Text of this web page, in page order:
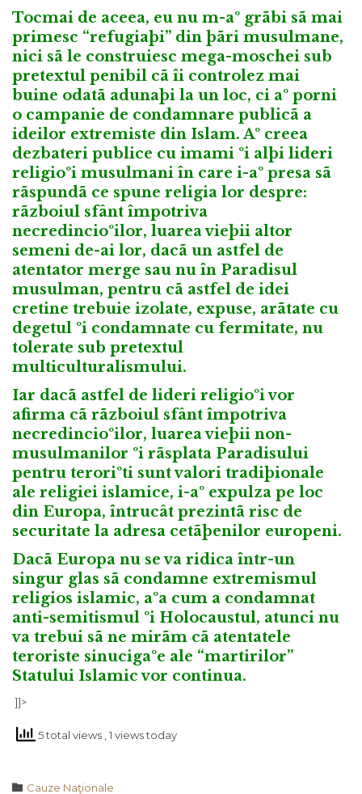
Tocmai de aceea, eu nu m-aº grãbi sã mai
primesc “refugiaþi” din þãri musulmane,
nici sã le construiesc mega-moschei sub
pretextul penibil cã îi controlez mai
buine odatã adunaþi la un loc, ci aº porni
o campanie de condamnare publicã a
ideilor extremiste din Islam. Aº creea
dezbateri publice cu imami ºi alþi lideri
religioºi musulmani în care i-aº presa sã
rãspundã ce spune religia lor despre:
rãzboiul sfânt împotriva
necredincioºilor, luarea vieþii altor
semeni de-ai lor, dacã un astfel de
atentator merge sau nu în Paradisul
musulman, pentru cã astfel de idei
cretine trebuie izolate, expuse, arãtate cu
degetul ºi condamnate cu fermitate, nu
tolerate sub pretextul
multiculturalismului.
Iar dacã astfel de lideri religioºi vor
afirma cã rãzboiul sfânt împotriva
necredincioºilor, luarea vieþii non-
musulmanilor ºi rãsplata Paradisului
pentru teroriºti sunt valori tradiþionale
ale religiei islamice, i-aº expulza pe loc
din Europa, întrucât prezintã risc de
securitate la adresa cetãþenilor europeni.
Dacã Europa nu se va ridica într-un
singur glas sã condamne extremismul
religios islamic, aºa cum a condamnat
anti-semitismul ºi Holocaustul, atunci nu
va trebui sã ne mirãm cã atentatele
teroriste sinucigaºe ale “martirilor”
Statului Islamic vor continua.
]]>
5 total views , 1 views today
 Category
Cauze Naţionale